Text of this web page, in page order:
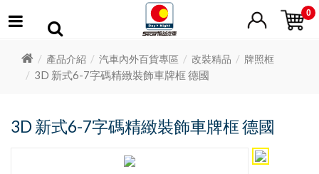
0
產品介紹 汽車內外百貨專區 改裝精品 牌照框
3D 新式6-7字碼精緻裝飾車牌框 德國
3D 新式6-7字碼精緻裝飾車牌框 德國